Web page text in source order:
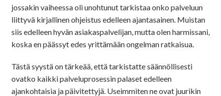
jossakin vaiheessa oli unohtunut tarkistaa onko palveluun
liittyvä kirjallinen ohjeistus edelleen ajantasainen. Muistan
siis edelleen hyvän asiakaspalvelijan, mutta olen harmissani,
koska en päässyt edes yrittämään ongelman ratkaisua.
Tästä syystä on tärkeää, että tarkistatte säännöllisesti
ovatko kaikki palveluprosessin palaset edelleen
ajankohtaisia ja päivitettyjä. Useimmiten ne ovat juurikin